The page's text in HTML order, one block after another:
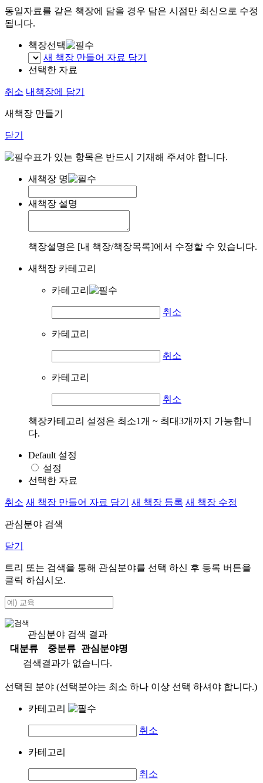
동일자료를 같은 책장에 담을 경우 담은 시점만 최신으로 수정
됩니다.
책장선택
새 책장 만들어 자료 담기
선택한 자료
취소 내책장에 담기
새책장 만들기
닫기
표가 있는 항목은 반드시 기재해 주셔야 합니다.
새책장 명
새책장 설명
책장설명은 [내 책장/책장목록]에서 수정할 수 있습니다.
새책장 카테고리
카테고리
취소
카테고리
취소
카테고리
취소
책장카테고리 설정은 최소1개 ~ 최대3개까지 가능합니
다.
Default 설정
설정
선택한 자료
취소 새 책장 만들어 자료 담기 새 책장 등록 새 책장 수정
관심분야 검색
닫기
트리 또는 검색을 통해 관심분야를 선택 하신 후 등록 버튼을
클릭 하십시오.
관심분야 검색 결과
대분류
중분류
관심분야명
검색결과가 없습니다.
선택된 분야 (선택분야는 최소 하나 이상 선택 하셔야 합니다.)
카테고리
취소
카테고리
취소